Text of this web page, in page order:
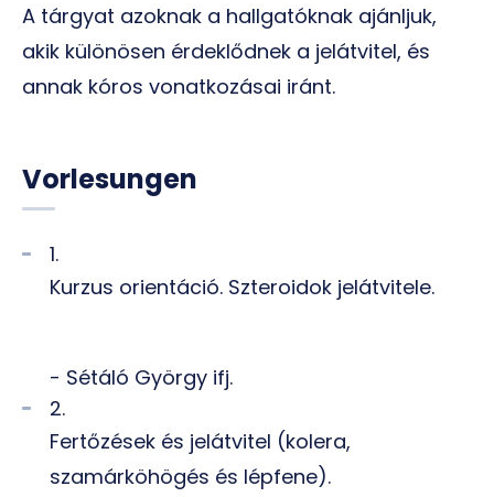
A tárgyat azoknak a hallgatóknak ajánljuk,
akik különösen érdeklődnek a jelátvitel, és
annak kóros vonatkozásai iránt.
Vorlesungen
1.
Kurzus orientáció. Szteroidok jelátvitele.
- Sétáló György ifj.
2.
Fertőzések és jelátvitel (kolera,
szamárköhögés és lépfene).